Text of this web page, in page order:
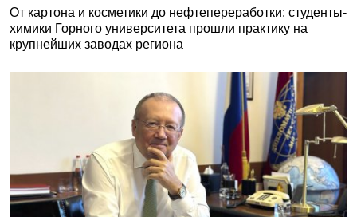
От картона и косметики до нефтепереработки: студенты-
химики Горного университета прошли практику на
крупнейших заводах региона